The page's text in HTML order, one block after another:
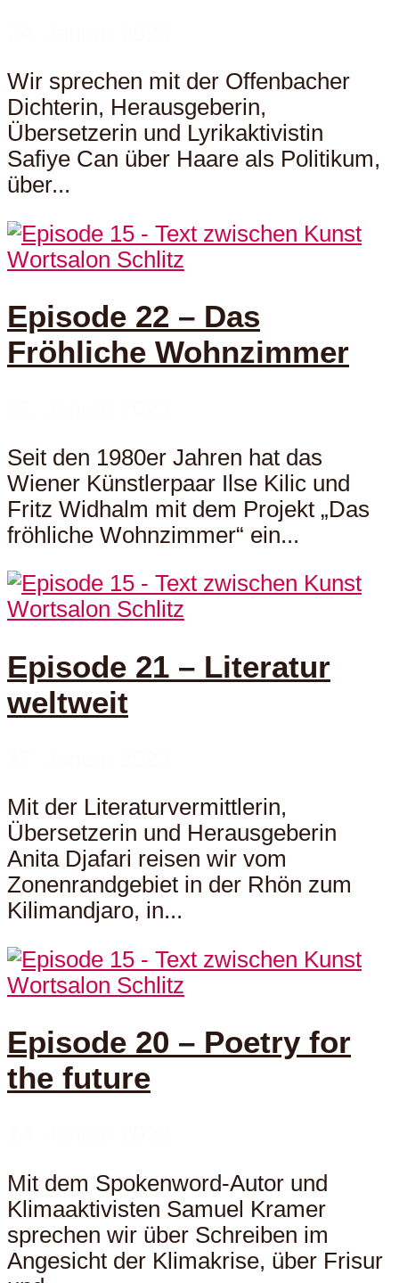
Wir sprechen mit der Offenbacher
Dichterin, Herausgeberin,
Übersetzerin und Lyrikaktivistin
Safiye Can über Haare als Politikum,
über...
Wortsalon Schlitz
Episode 22 – Das
Fröhliche Wohnzimmer
Seit den 1980er Jahren hat das
Wiener Künstlerpaar Ilse Kilic und
Fritz Widhalm mit dem Projekt „Das
fröhliche Wohnzimmer“ ein...
Wortsalon Schlitz
Episode 21 – Literatur
weltweit
Mit der Literaturvermittlerin,
Übersetzerin und Herausgeberin
Anita Djafari reisen wir vom
Zonenrandgebiet in der Rhön zum
Kilimandjaro, in...
Wortsalon Schlitz
Episode 20 – Poetry for
the future
Mit dem Spokenword-Autor und
Klimaaktivisten Samuel Kramer
sprechen wir über Schreiben im
Angesicht der Klimakrise, über Frisur